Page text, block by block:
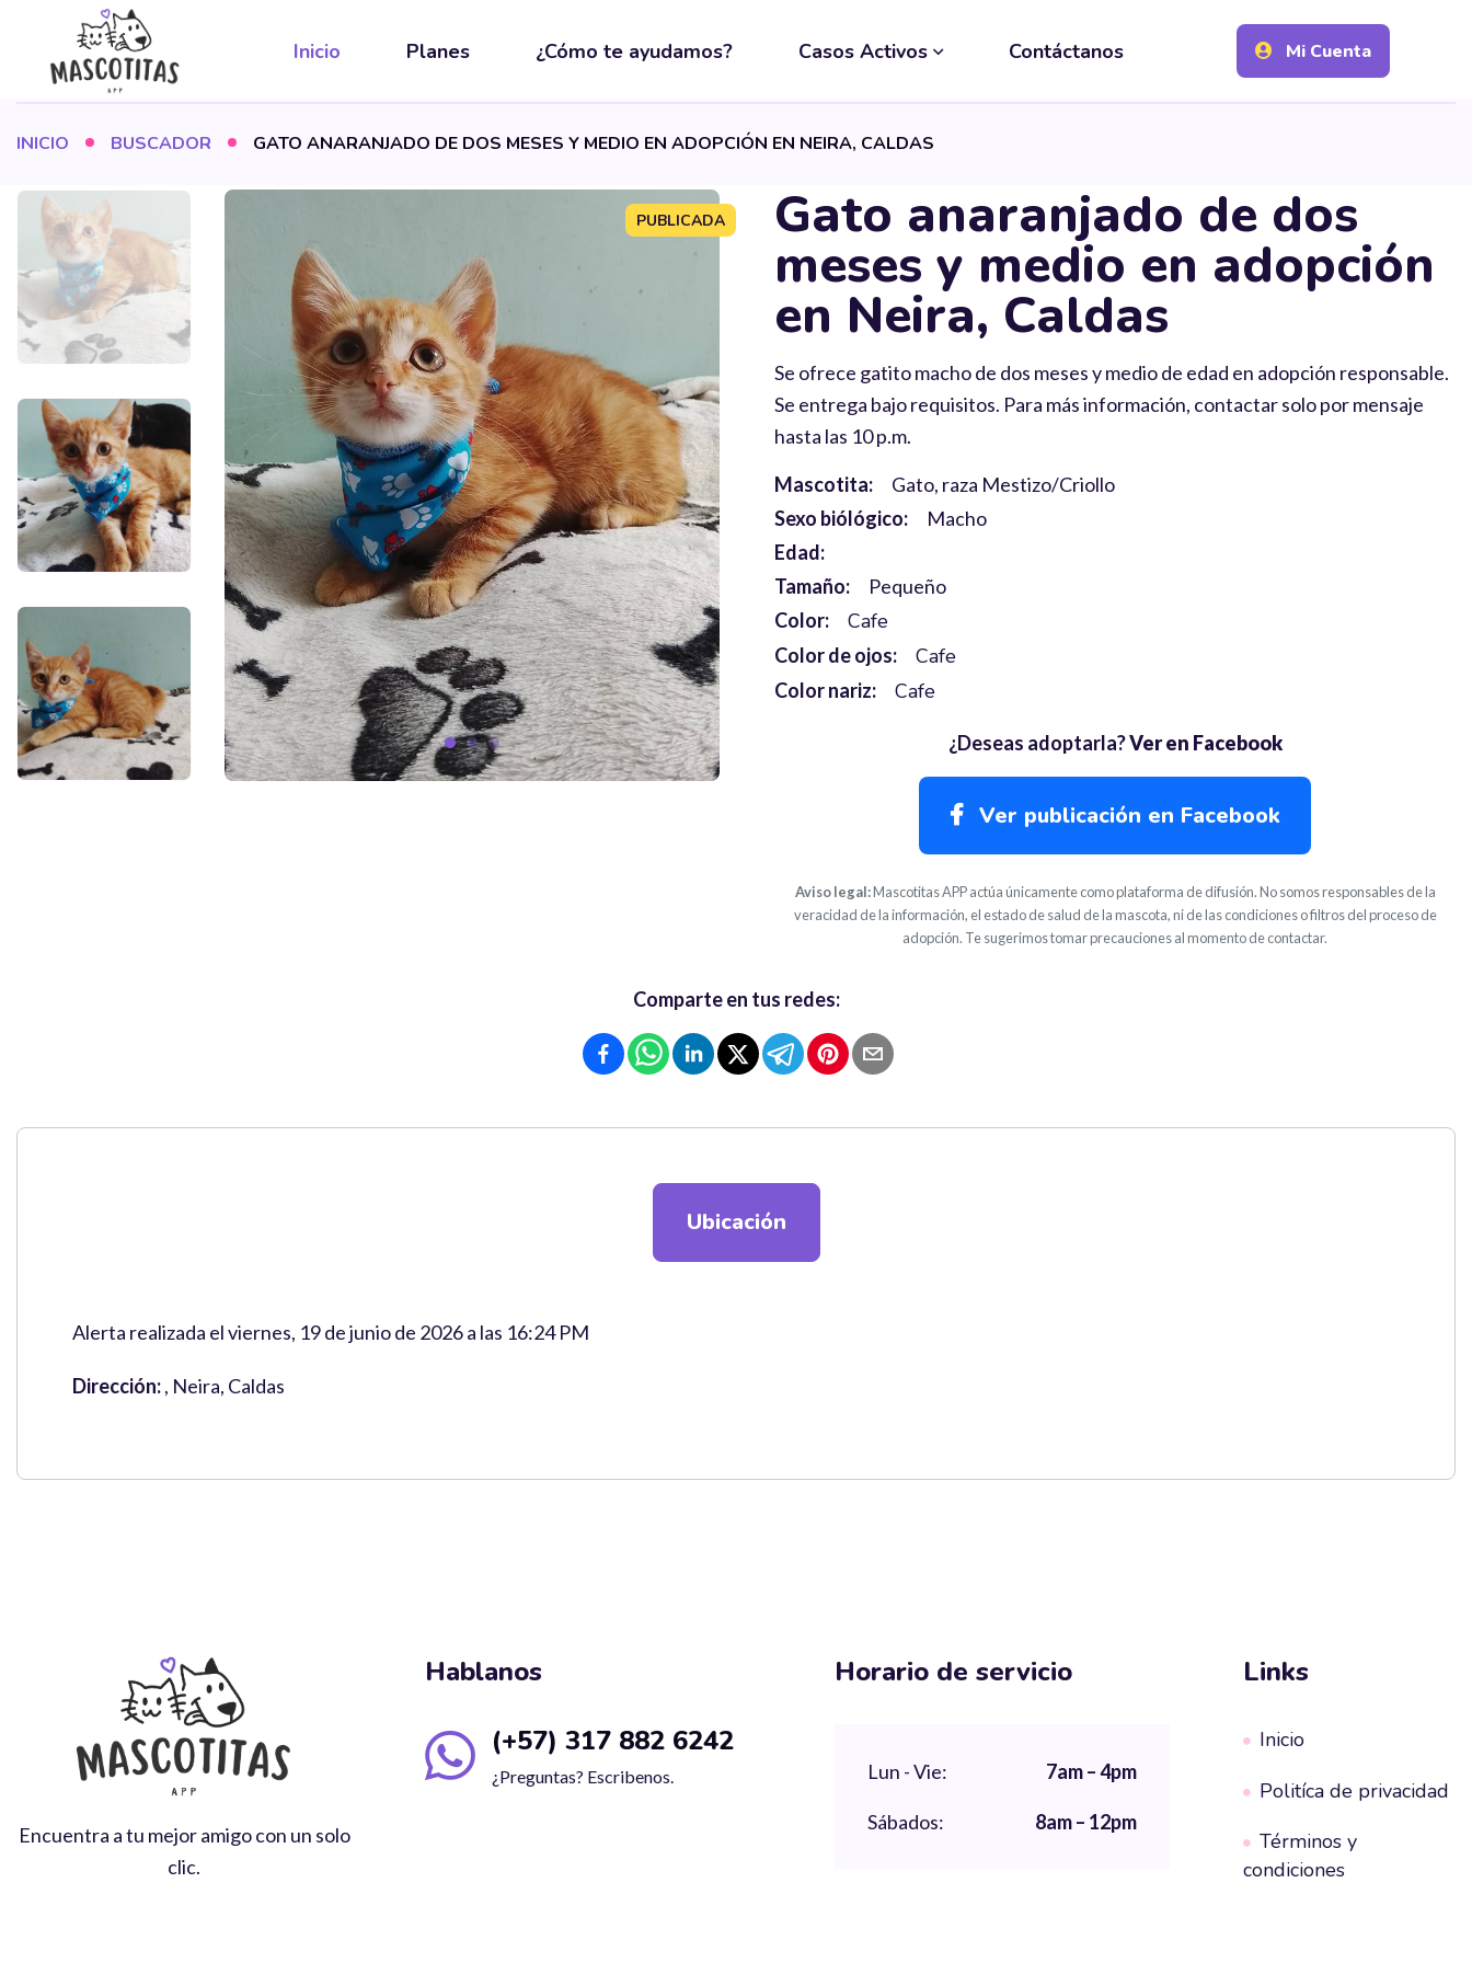
Inicio Planes ¿Cómo te ayudamos? Casos Activos Contáctanos Mi Cuenta
INICIO BUSCADOR GATO ANARANJADO DE DOS MESES Y MEDIO EN ADOPCIÓN EN NEIRA, CALDAS
PUBLICADA Gato anaranjado de dos
meses y medio en adopción
en Neira, Caldas
Se ofrece gatito macho de dos meses y medio de edad en adopción responsable.
Se entrega bajo requisitos. Para más información, contactar solo por mensaje
hasta las 10 p.m.
Mascotita:
Gato, raza Mestizo/Criollo
Sexo biólógico:
Macho
Edad:
Tamaño:
Pequeño
Color:
Cafe
Color de ojos: Cafe
Color nariz: Cafe
¿Deseas adoptarla?Ver en Facebook
Ver publicación en Facebook
Aviso legal:Mascotitas APP actúa únicamente como plataforma de difusión. No somos responsables de la
veracidad de la información, el estado de salud de la mascota, ni de las condiciones o filtros del proceso de
adopción. Te sugerimos tomar precauciones al momento de contactar.
Comparte en tus redes:
Ubicación
Alerta realizada el viernes, 19 de junio de 2026 a las 16:24 PM
Dirección:, Neira, Caldas
Encuentra a tu mejor amigo con un solo
clic.
Hablanos
(+57) 317 882 6242
¿Preguntas? Escribenos.
Horario de servicio
Lun - Vie: 7am – 4pm
Sábados: 8am – 12pm
Links
Inicio
Politíca de privacidad
Términos y
condiciones